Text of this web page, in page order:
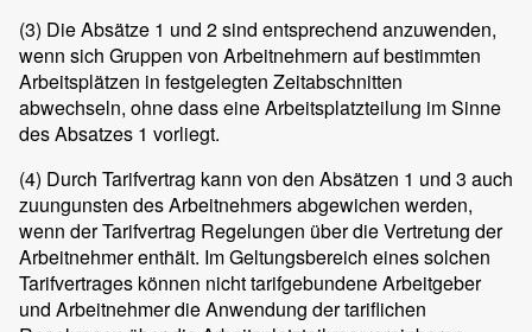
(3) Die Absätze 1 und 2 sind entsprechend anzuwenden,
wenn sich Gruppen von Arbeitnehmern auf bestimmten
Arbeitsplätzen in festgelegten Zeitabschnitten
abwechseln, ohne dass eine Arbeitsplatzteilung im Sinne
des Absatzes 1 vorliegt.
(4) Durch Tarifvertrag kann von den Absätzen 1 und 3 auch
zuungunsten des Arbeitnehmers abgewichen werden,
wenn der Tarifvertrag Regelungen über die Vertretung der
Arbeitnehmer enthält. Im Geltungsbereich eines solchen
Tarifvertrages können nicht tarifgebundene Arbeitgeber
und Arbeitnehmer die Anwendung der tariflichen